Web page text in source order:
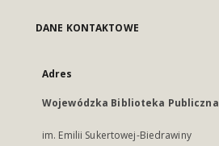
DANE KONTAKTOWE
Adres
Wojewódzka Biblioteka Publiczna
im. Emilii Sukertowej-Biedrawiny